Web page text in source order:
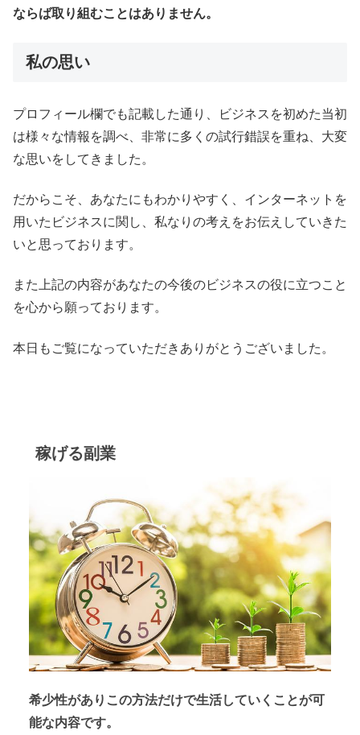
ならば取り組むことはありません。
私の思い
プロフィール欄でも記載した通り、ビジネスを初めた当初
は様々な情報を調べ、非常に多くの試行錯誤を重ね、大変
な思いをしてきました。
だからこそ、あなたにもわかりやすく、インターネットを
用いたビジネスに関し、私なりの考えをお伝えしていきた
いと思っております。
また上記の内容があなたの今後のビジネスの役に立つこと
を心から願っております。
本日もご覧になっていただきありがとうございました。
稼げる副業
希少性がありこの方法だけで生活していくことが可
能な内容です。